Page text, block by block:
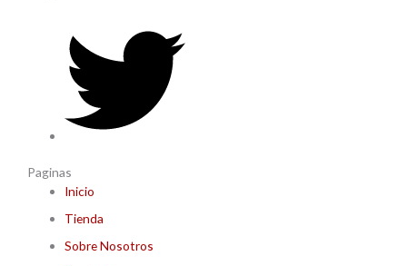
Paginas
Inicio
Tienda
Sobre Nosotros